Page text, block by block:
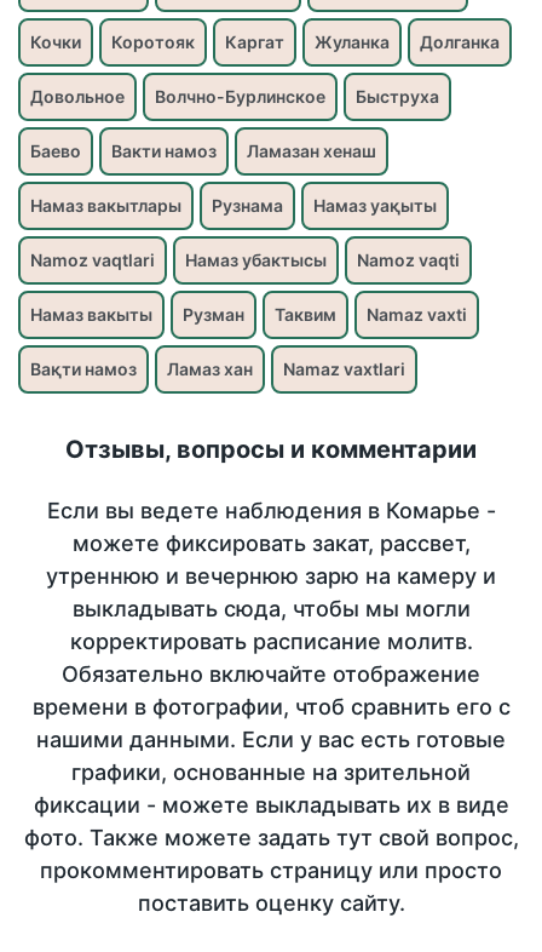
Кочки Коротояк Каргат Жуланка Долганка
Довольное Волчно-Бурлинское Быструха
Баево Вакти намоз Ламазан хенаш
Намаз вакытлары Рузнама Намаз уақыты
Namoz vaqtlari Намаз убактысы Namoz vaqti
Намаз вакыты Рузман Таквим Namaz vaxti
Вақти намоз Ламаз хан Namaz vaxtlari
Отзывы, вопросы и комментарии
Если вы ведете наблюдения в Комарье -
можете фиксировать закат, рассвет,
утреннюю и вечернюю зарю на камеру и
выкладывать сюда, чтобы мы могли
корректировать расписание молитв.
Обязательно включайте отображение
времени в фотографии, чтоб сравнить его с
нашими данными. Если у вас есть готовые
графики, основанные на зрительной
фиксации - можете выкладывать их в виде
фото. Также можете задать тут свой вопрос,
прокомментировать страницу или просто
поставить оценку сайту.